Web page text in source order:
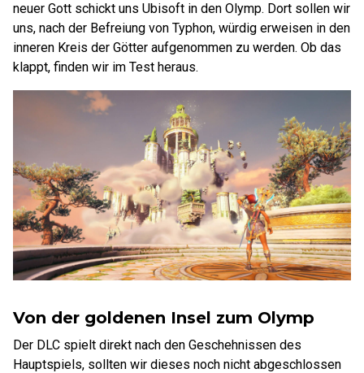
neuer Gott schickt uns Ubisoft in den Olymp. Dort sollen wir
uns, nach der Befreiung von Typhon, würdig erweisen in den
inneren Kreis der Götter aufgenommen zu werden. Ob das
klappt, finden wir im Test heraus.
Von der goldenen Insel zum Olymp
Der DLC spielt direkt nach den Geschehnissen des
Hauptspiels, sollten wir dieses noch nicht abgeschlossen